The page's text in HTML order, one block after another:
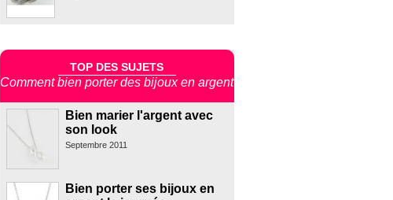
TOP DES SUJETS
Comment bien porter des bijoux en argent
Bien marier l'argent avec
son look
Septembre 2011
Bien porter ses bijoux en